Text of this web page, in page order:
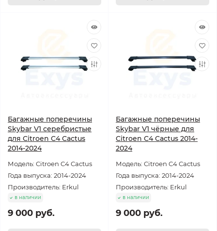
Багажные поперечины
Skybar V1 серебристые
для Citroen C4 Cactus
2014-2024
Модель: Citroen C4 Cactus
Года выпуска: 2014-2024
Производитель: Erkul
в наличии
9 000 руб.
Багажные поперечины
Skybar V1 чёрные для
Citroen C4 Cactus 2014-
2024
Модель: Citroen C4 Cactus
Года выпуска: 2014-2024
Производитель: Erkul
в наличии
9 000 руб.